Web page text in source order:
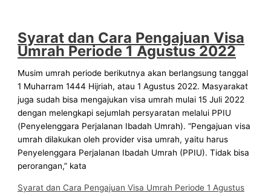
Syarat dan Cara Pengajuan Visa
Umrah Periode 1 Agustus 2022
Musim umrah periode berikutnya akan berlangsung tanggal
1 Muharram 1444 Hijriah, atau 1 Agustus 2022. Masyarakat
juga sudah bisa mengajukan visa umrah mulai 15 Juli 2022
dengan melengkapi sejumlah persyaratan melalui PPIU
(Penyelenggara Perjalanan Ibadah Umrah). “Pengajuan visa
umrah dilakukan oleh provider visa umrah, yaitu harus
Penyelenggara Perjalanan Ibadah Umrah (PPIU). Tidak bisa
perorangan,” kata
Syarat dan Cara Pengajuan Visa Umrah Periode 1 Agustus